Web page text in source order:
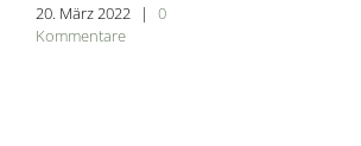
20. März 2022 |
0
Kommentare